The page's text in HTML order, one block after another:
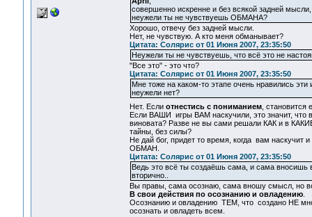
совершенно искренне и без всякой задней
неужели ты не чувствуешь ОБМАНА?
Хорошо, отвечу без задней мысли.
Нет, не чувствую. А кто меня обманывает?
Цитата: Солярис от 01 Июня 2007, 23:35:50
Неужели ты не чувствуешь, что всё это не
"Все это" - это что?
Цитата: Солярис от 01 Июня 2007, 23:35:50
Мне тоже на каком-то этапе очень нравились
неужели нет?
Нет. Если отнестись с пониманием, становится
Если ВАШИ игры ВАМ наскучили, это значит, что
виновата? Разве не вы сами решали КАК и в
тайны, без силы?
Не дай бог, придет то время, когда вам
ОБМАН.
Цитата: Солярис от 01 Июня 2007, 23:35:50
Ведь это всё ты создаёшь сама, и сама вносишь
вторично..
Вы правы, сама осознаю, сама вношу смысл,
В свои действия по осознанию и овладению.
Осознанию и овладению ТЕМ, что создано НЕ
осознать и овладеть всем.